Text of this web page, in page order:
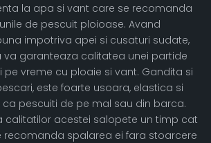
la apa si vant care se recomanda
de pescuit ploioase. Avand
impotriva apei si cusaturi sudate,
garanteaza calitatea unei partide
pe vreme cu ploaie si vant. Gandita si
este foarte usoara, elastica si
pescuiti de pe mal sau din barca.
calitatilor acestei salopete un timp cat
recomanda spalarea ei fara stoarcere